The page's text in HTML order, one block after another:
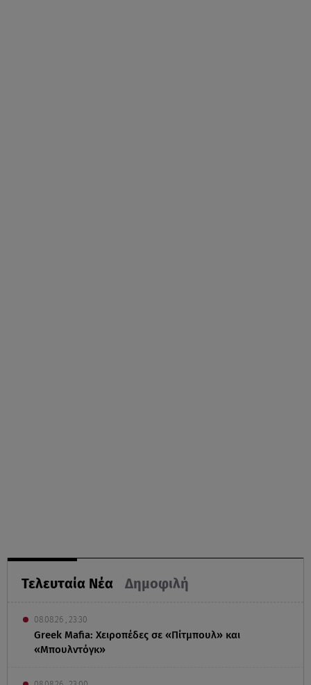
Τελευταία Νέα Δημοφιλή
08.08.26 , 23:30
Greek Mafia: Χειροπέδες σε «Πίτμπουλ» και
«Μπουλντόγκ»